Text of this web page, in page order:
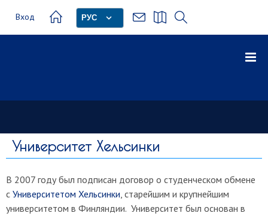
Вход РУС
Университет Хельсинки
В 2007 году был подписан договор о студенческом обмене
с Университетом Хельсинки, старейшим и крупнейшим
университетом в Финляндии. Университет был основан в